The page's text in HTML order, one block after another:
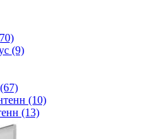
(9)
(67)
(10)
(13)